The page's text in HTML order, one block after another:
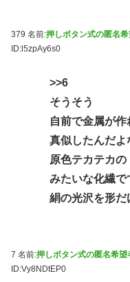
379 名前:押しボタン式の匿名
ID:l5zpAy6s0
>>6
そうそう
自前で金属が
真似したんだよ
原色テカテカ
みたいな化繊で
絹の光沢を形だ
7 名前:押しボタン式の匿名希望
ID:Vy8NDtEP0